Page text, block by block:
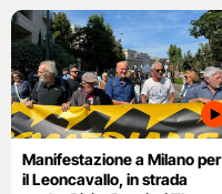
Manifestazione a Milano per
il Leoncavallo, in strada